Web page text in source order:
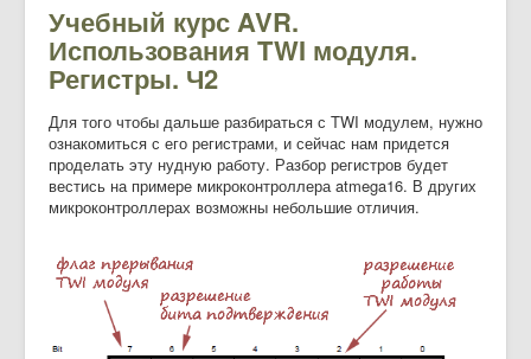
Учебный курс AVR.
Использования TWI модуля.
Регистры. Ч2
Для того чтобы дальше разбираться с TWI модулем, нужно
ознакомиться с его регистрами, и сейчас нам придется
проделать эту нудную работу. Разбор регистров будет
вестись на примере микроконтроллера atmega16. В других
микроконтроллерах возможны небольшие отличия.